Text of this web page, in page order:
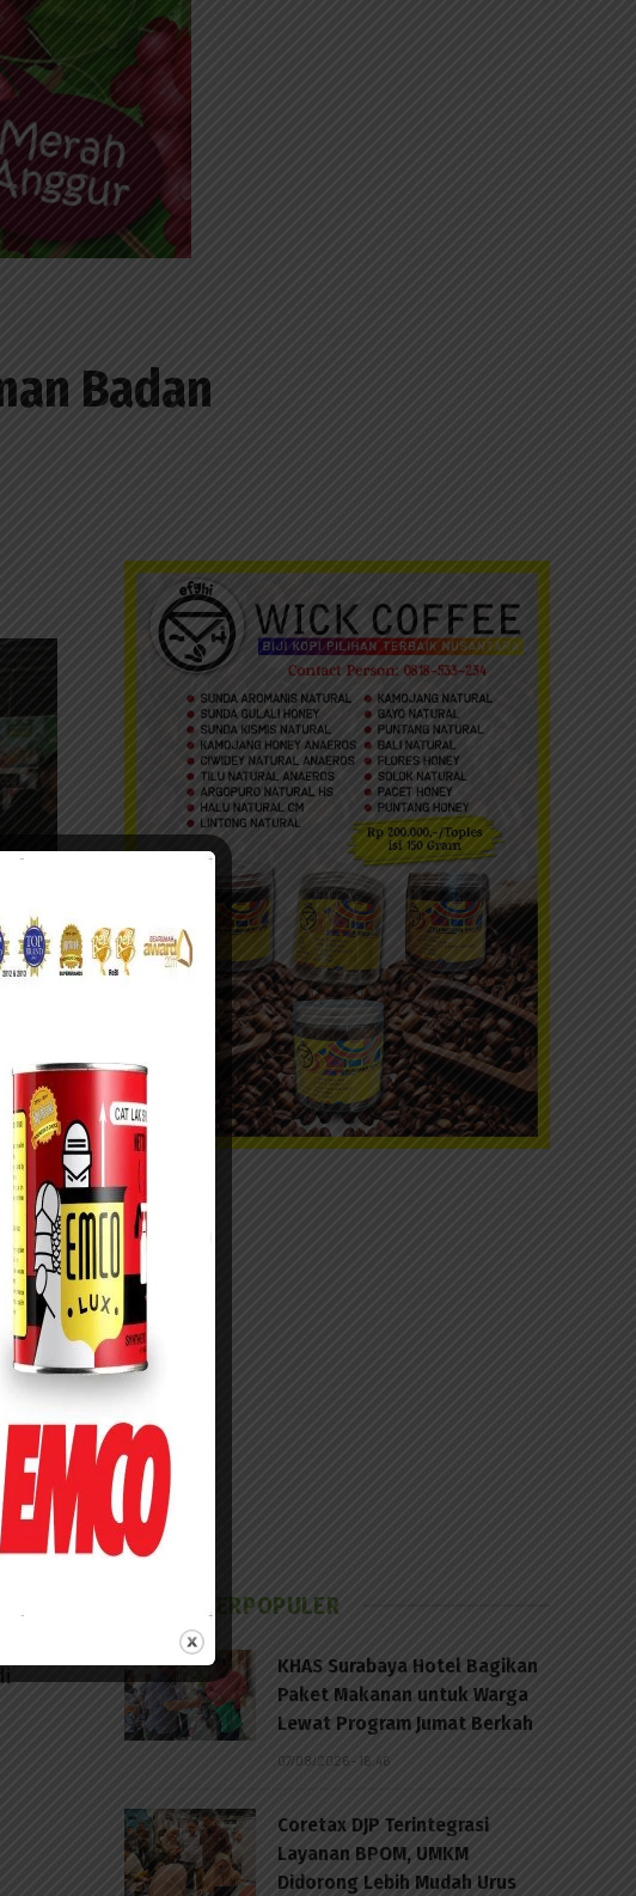
Badan
BERITA TERPOPULER
KHAS Surabaya Hotel Bagikan
Paket Makanan untuk Warga
Lewat Program Jumat Berkah
07/08/2026 - 16:46
Coretax DJP Terintegrasi
Layanan BPOM, UMKM
Didorong Lebih Mudah Urus